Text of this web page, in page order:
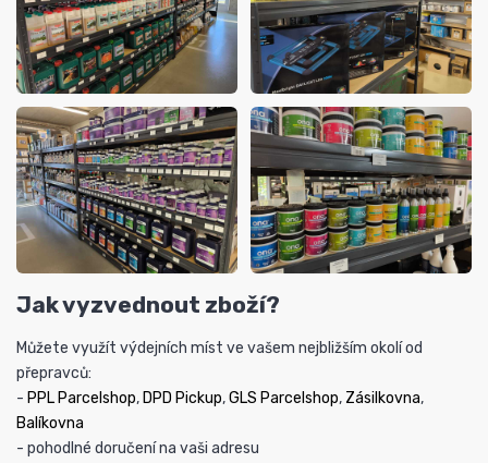
Jak vyzvednout zboží?
Můžete využít výdejních míst ve vašem nejbližším okolí od
přepravců:
- PPL Parcelshop,DPD Pickup,GLS Parcelshop, Zásilkovna,
Balíkovna
- pohodlné doručení na vaši adresu